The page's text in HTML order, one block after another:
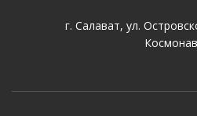
г. Салават, ул.